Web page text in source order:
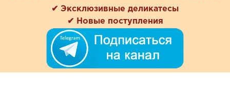
✔ Эксклюзивные деликатесы
✔ Новые поступления